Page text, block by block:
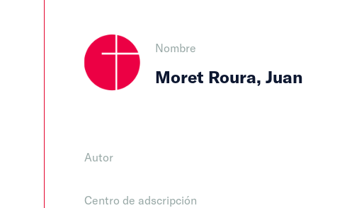
Nombre
Moret Roura, Juan
Autor
Centro de adscripción